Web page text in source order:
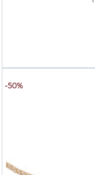
-50%